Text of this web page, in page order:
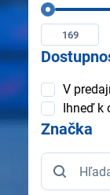
Cena
Minimální
cena
Maximální
cena
Dostupnosť
V
Ihneď k
Značka
Značka